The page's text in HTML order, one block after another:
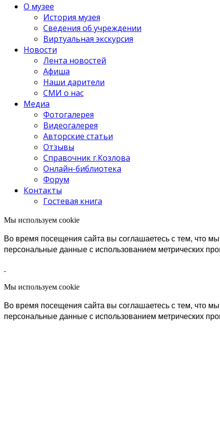
О музее
История музея
Сведения об учреждении
Виртуальная экскурсия
Новости
Лента новостей
Афиша
Наши дарители
СМИ о нас
Медиа
Фотогалерея
Видеогалерея
Авторские статьи
Отзывы
Справочник г.Козлова
Онлайн-библиотека
Форум
Контакты
Гостевая книга
Мы используем cookie
Во время посещения сайта вы соглашаетесь с тем, что
персональные данные с использованием метрических
Мы используем cookie
Во время посещения сайта вы соглашаетесь с тем, что
персональные данные с использованием метрических